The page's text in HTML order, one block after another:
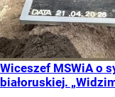
Wiceszef MSWiA o
białoruskiej.